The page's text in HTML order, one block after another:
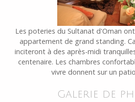
Les poteries du Sultanat d'Oman
appartement de grand standing.
inciteront à des après-midi
centenaire. Les chambres
vivre donnent sur un
Galerie de